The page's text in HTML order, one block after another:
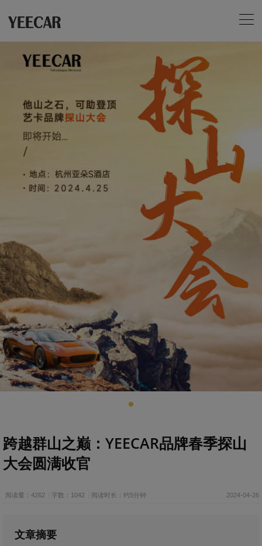
跨越群山之巅：YEECAR品牌春季探山
大会圆满收官
阅读量：4262 字数：1042 阅读时长：约5分钟 2024-04-26
文章摘要